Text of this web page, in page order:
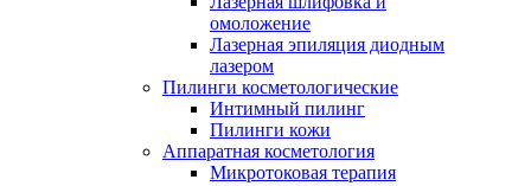
омоложение
Лазерная эпиляция диодным
лазером
Пилинги косметологические
Интимный пилинг
Пилинги кожи
Аппаратная косметология
Микротоковая терапия